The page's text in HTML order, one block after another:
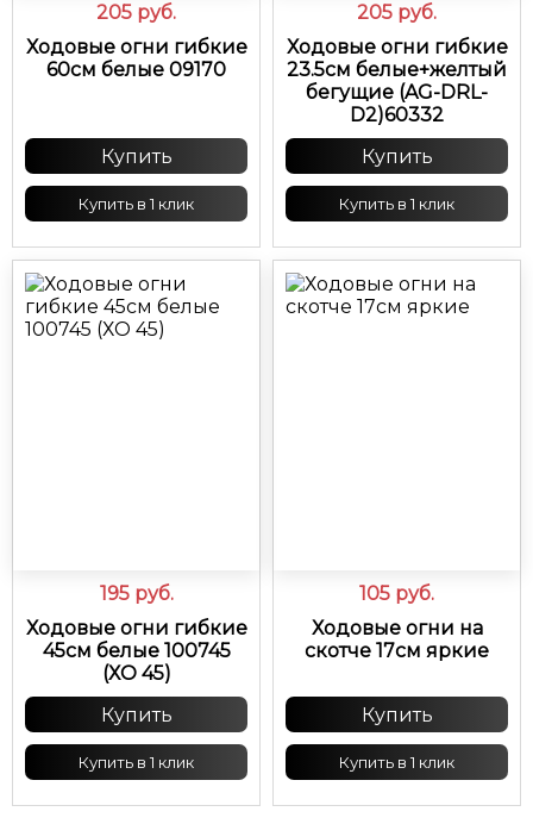
205 руб.
Ходовые огни гибкие
60см белые 09170
Купить
Купить в 1 клик
205 руб.
Ходовые огни гибкие
23.5см белые+желтый
бегущие (AG-DRL-
D2)60332
Купить
Купить в 1 клик
195 руб.
Ходовые огни гибкие
45см белые 100745
(ХО 45)
Купить
Купить в 1 клик
105 руб.
Ходовые огни на
скотче 17см яркие
Купить
Купить в 1 клик